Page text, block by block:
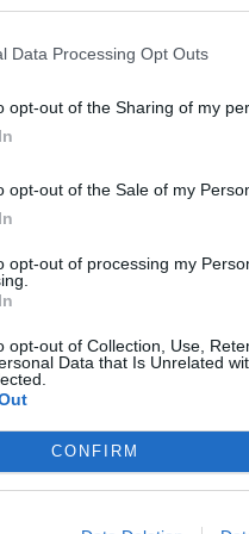
Data Processing Opt Outs
opt-out of the Sharing of my
opt-out of the Sale of my
opt-out of processing my
opt-out of Collection, Use,
Data that Is Unrelated
CONFIRM
kopce směrem...
0
Krimi
i ze vzduchu
Veronika Bonková - 23.
na Chráněnou
rozsáhlé území,